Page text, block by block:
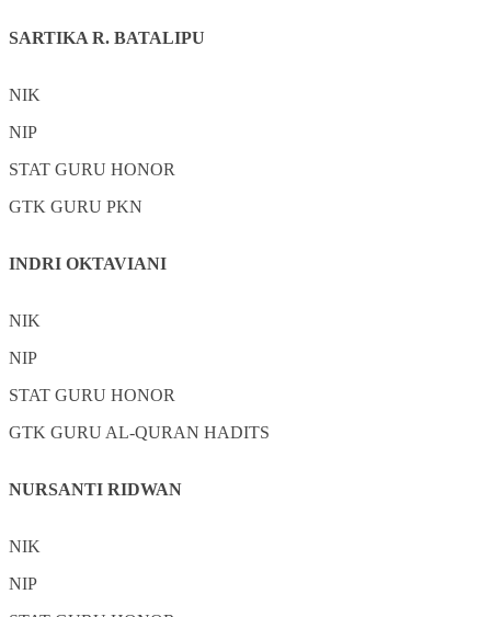
SARTIKA R. BATALIPU
NIK
NIP
STAT GURU HONOR
GTK GURU PKN
INDRI OKTAVIANI
NIK
NIP
STAT GURU HONOR
GTK GURU AL-QURAN HADITS
NURSANTI RIDWAN
NIK
NIP